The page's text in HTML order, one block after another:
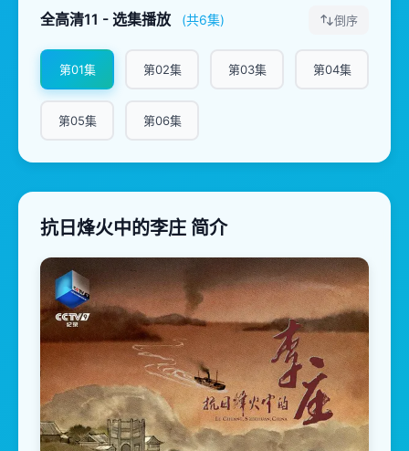
全高清11 - 选集播放 (共6集) 倒序
第01集 第02集 第03集 第04集
第05集 第06集
抗日烽火中的李庄 简介